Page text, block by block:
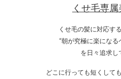
くせ毛専
くせ毛の髪に対応す
“朝が究極に楽になる
を日々追求し
どこに行っても短くして